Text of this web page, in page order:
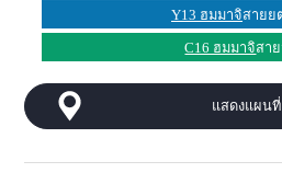
Y13 ฮมมาจิสายย
C16 ฮมมาจิสา
แสดงแผนที่